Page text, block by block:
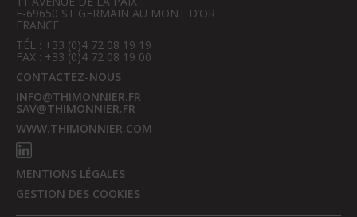
F-69650 ST GERMAIN AU MONT D’OR
FRANCE
TÉL : +33 (0)4 72 08 19 19
FAX : +33 (0)4 72 08 19 00
CONTACTEZ-NOUS
INFO@THIMONNIER.FR
SAV@THIMONNIER.FR
WWW.THIMONNIER.COM
MENTIONS LÉGALES
GESTION DES COOKIES